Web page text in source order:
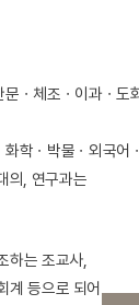
ㆍ체조ㆍ이과ㆍ도
학ㆍ박물ㆍ외국
의, 연구과는
하는 조교사,
계 등으로 되어